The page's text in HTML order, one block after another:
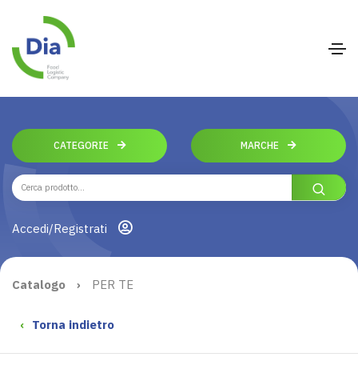
CATEGORIE MARCHE
Accedi/Registrati
Catalogo › PER TE
‹ Torna indietro